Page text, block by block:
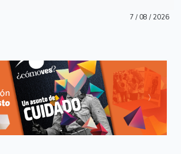
7 / 08 / 2026
Anterior